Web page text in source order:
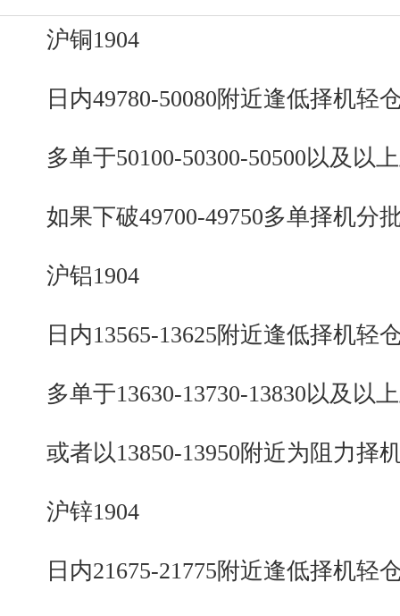
沪铜1904
日内49780-50080附近逢低择机轻
多单于50100-50300-50500以及以
如果下破49700-49750多单择机分
沪铝1904
日内13565-13625附近逢低择机轻
多单于13630-13730-13830以及以
或者以13850-13950附近为阻力择
沪锌1904
日内21675-21775附近逢低择机轻